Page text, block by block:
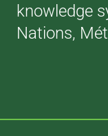
knowledge
Nations,